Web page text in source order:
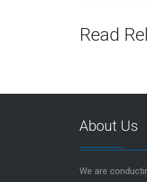
Read
About Us
We are